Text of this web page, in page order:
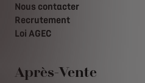
Nous contacter
Recrutement
Loi AGEC
Après-Vente